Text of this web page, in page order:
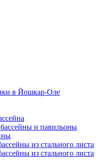
в Йошкар-Оле
и павильоны
из стального листа
из стального листа